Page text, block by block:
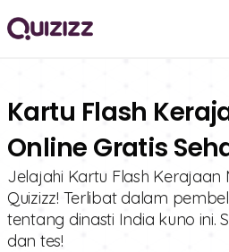
Kartu Flash
Online Gratis
Jelajahi Kartu Flash Kerajaan
Quizizz! Terlibat dalam
tentang dinasti India kuno ini.
dan tes!